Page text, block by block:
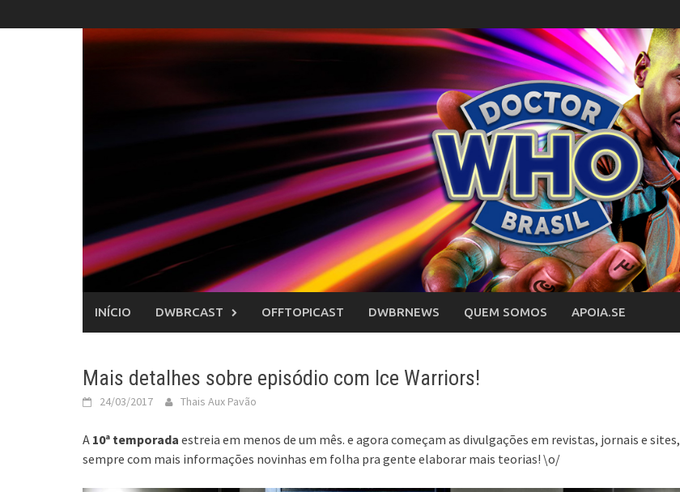
to
INÍCIO DWBRCAST OFFTOPICAST DWBRNEWS QUEM SOMOS APOIA.SE
Mais detalhes sobre episódio com Ice Warriors!
24/03/2017 Thais Aux Pavão
A 10ª temporada estreia em menos de um mês. e agora começam as divulgações em revistas, jornais e sites,
sempre com mais informações novinhas em folha pra gente elaborar mais teorias! \o/